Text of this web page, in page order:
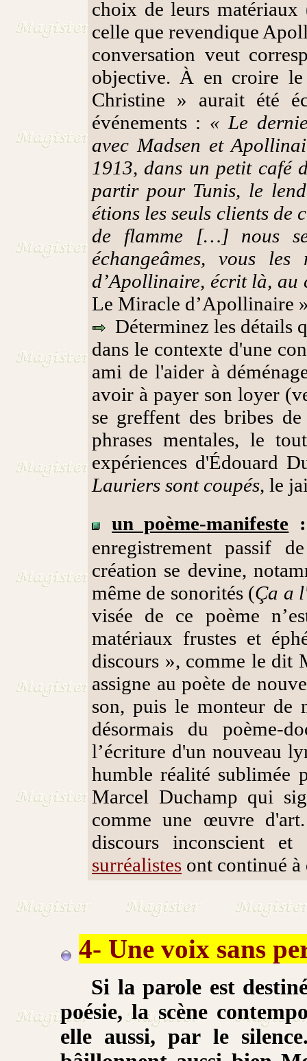
choix de leurs matériaux
celle que revendique
conversation veut
objective. À en croire le
Christine » aurait été
événements : « Le
avec Madsen et
1913, dans un petit café
partir pour Tunis, le
étions les seuls clients de
de flamme […] nous
échangeâmes, vous
d’Apollinaire, écrit là, au
Le Miracle d’Apollinaire
Déterminez les détails
dans le contexte d'une
ami de l'aider à
avoir à payer son loyer
se greffent des bribes
phrases mentales, le
expériences d'Édouard
Lauriers sont coupés, le
un poème-manifeste
enregistrement passif
création se devine,
même de sonorités (Ça a
visée de ce poème
matériaux frustes et
discours », comme le dit
assigne au poète de
son, puis le monteur de
désormais du poème-
l’écriture d'un nouveau
humble réalité sublimée
Marcel Duchamp qui
comme une œuvre
discours inconscient
surréalistes ont continué
4- Une voix sans
Si la parole est
poésie, la scène
elle aussi, par le silence